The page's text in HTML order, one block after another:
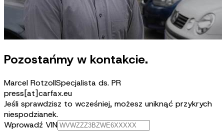
Pozostańmy w kontakcie.
Marcel RotzollSpecjalista ds. PR
press[at]carfax.eu
Jeśli sprawdzisz to wcześniej, możesz uniknąć przykrych
niespodzianek.
Wprowadź VIN